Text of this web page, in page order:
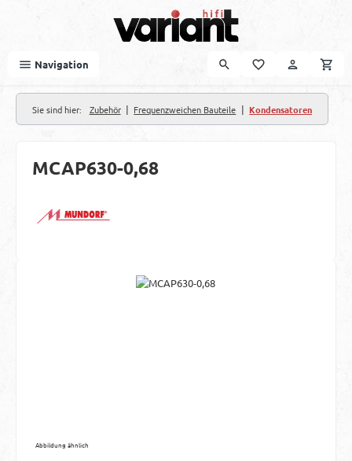
Navigation
Sie sind hier: Zubehör | Frequenzweichen Bauteile | Kondensatoren
MCAP630-0,68
Bildergalerie überspringen
Abbildung ähnlich